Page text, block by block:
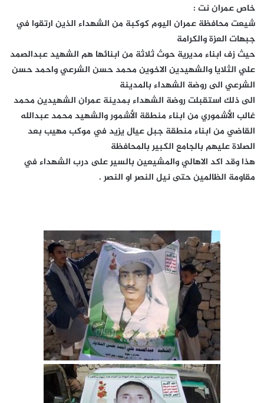
خاص عمران نت :
شيعت محافظة عمران اليوم كوكبة من الشهداء الذين ارتقوا في
جبهات العزة والكرامة
حيث زف ابناء مديرية حوث ثلاثة من ابنائها هم الشهيد عبدالصمد
علي الثلايا والشهيدين الاخوين محمد حسن الشرعي واحمد حسن
الشرعي الى روضة الشهداء بالمدينة
الى ذلك استقبلت روضة الشهداء بمدينة عمران الشهيدين محمد
غالب الأشموري من ابناء منطقة الأشمور والشهيد محمد عبدالله
القاضي من ابناء منطقة جبل عيال يزيد في موكب مهيب بعد
الصلاة عليهم بالجامع الكبير بالمحافظة
هذا وقد اكد الاهالي والمشيعين بالسير على درب الشهداء في
مقاومة الظالمين حتى نيل النصر او النصر .